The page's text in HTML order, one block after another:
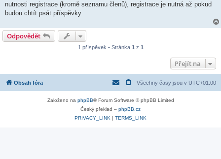
nutnosti registrace (kromě seznamu členů), registrace je nutná až pokud
budou chtít psát příspěvky.
Odpovědět
1 příspěvek • Stránka 1 z 1
Přejít na
Obsah fóra Všechny časy jsou v UTC+01:00
Založeno na phpBB® Forum Software © phpBB Limited
Český překlad – phpBB.cz
PRIVACY_LINK | TERMS_LINK